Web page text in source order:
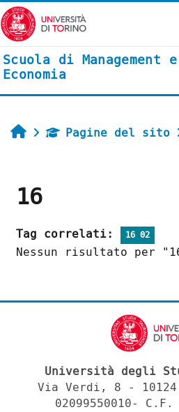
Vai al contenuto
Scuola di Management e
Economia
HomePagine del sito
16
Tag correlati: 16 02
Nessun risultato per
Università degli
Via Verdi, 8 -
02099550010- C.F.